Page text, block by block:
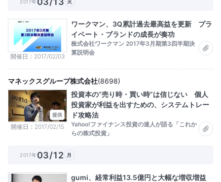
2017年 火
開催日 2017/02/03
ワークマン、3Q累計過去最高益を更新 プラ
イベート・ブランドの成長が奏功
株式会社ワークマン 2017年3月期第3四半期決
算説明会
提供
開催日 2017/02/15
マネックスグループ株式会社(8698)
投資本の“売り時・買い時”は信じない 個人
投資家が利益を出すための、システムトレー
ド攻略法
Yahoo!ファイナンス投資の達人が語る「これか
らの株式投資」
2017年03/12 月
gumi、経常利益13.5億円と大幅な増収増益